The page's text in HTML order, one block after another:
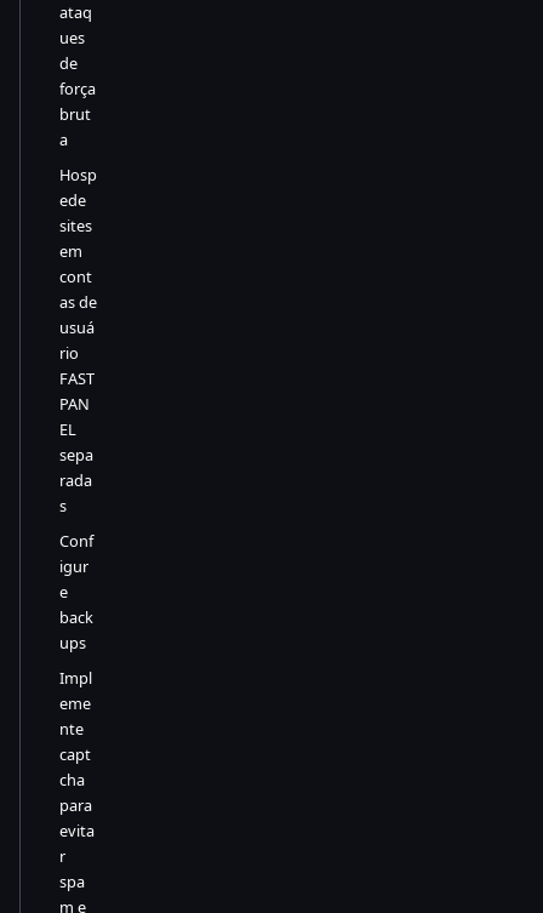
ataq
ues
de
força
brut
a
Hosp
ede
sites
em
cont
as de
usuá
rio
FAST
PAN
EL
sepa
rada
s
Conf
igur
e
back
ups
Impl
eme
nte
capt
cha
para
evita
r
spa
m e